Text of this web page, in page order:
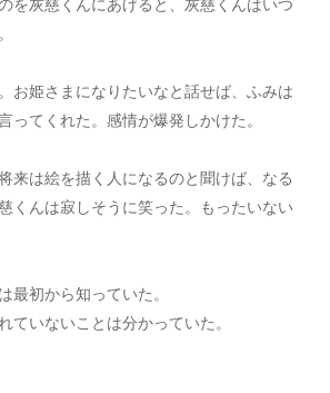
を灰慈くんにあげると、灰慈くんはいつ
お姫さまになりたいなと話せば、ふみは
ってくれた。感情が爆発しかけた。
来は絵を描く人になるのと聞けば、なる
くんは寂しそうに笑った。もったいない
最初から知っていた。
ていないことは分かっていた。